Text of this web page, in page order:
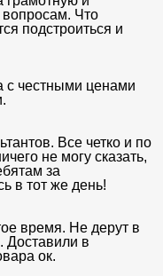
Что
подстроиться и
с честными ценами
Все четко и по
не могу сказать,
за
в тот же день!
время. Не дерут в
Доставили в
ок.